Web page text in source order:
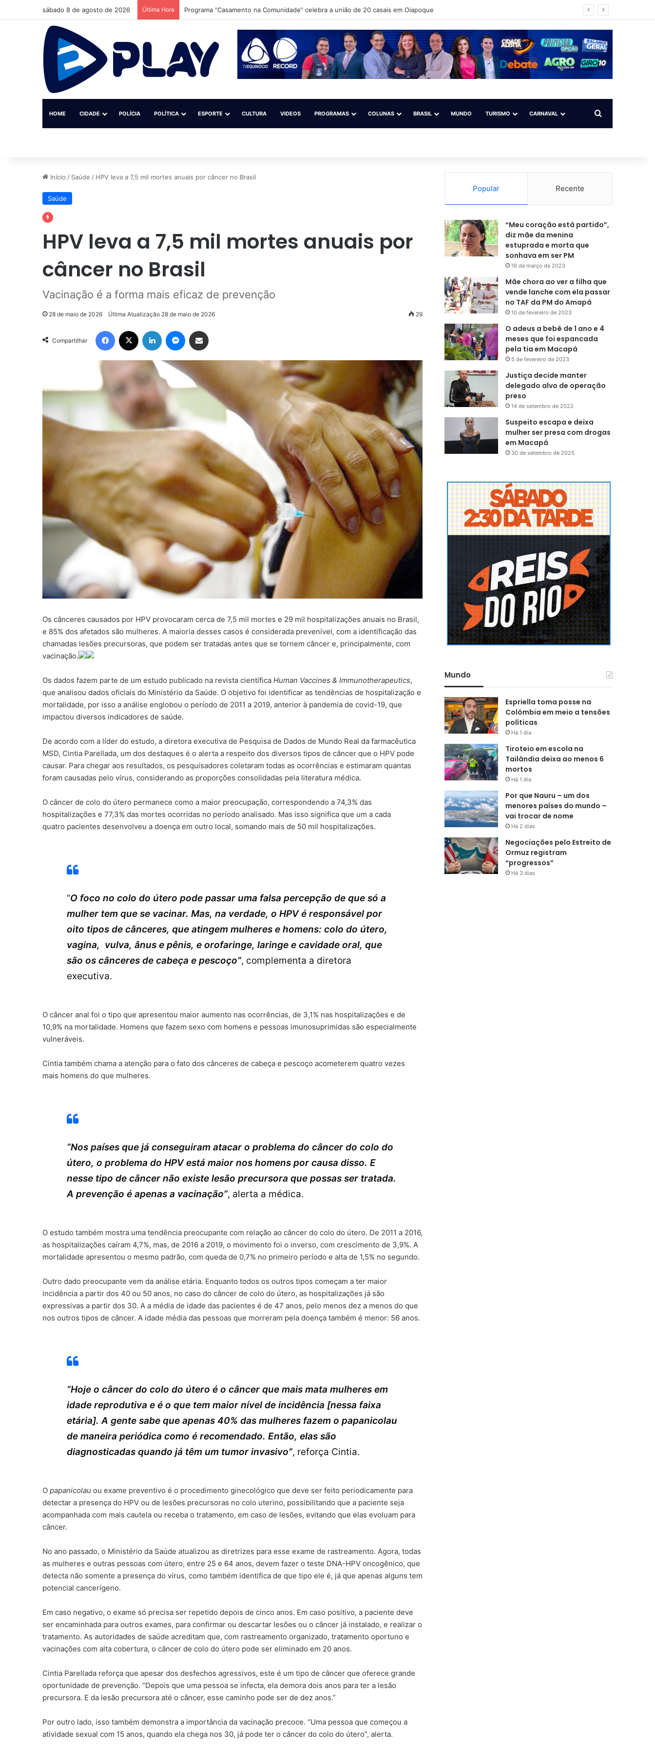
sábado 8 de agosto de 2026 Última Hora MPF reúne Ibama e ICMBio para debater o aperfeiçoamento da fiscalização do garimpo ilegal
HOME CIDADE POLÍCIA POLÍTICA ESPORTE CULTURA VIDEOS PROGRAMAS COLUNAS BRASIL MUNDO TURISMO CARNAVAL Procurar por
Início / Saúde / HPV leva a 7,5 mil mortes anuais por câncer no Brasil
Saúde
HPV leva a 7,5 mil mortes anuais por
câncer no Brasil
Vacinação é a forma mais eficaz de prevenção
28 de maio de 2026 Última Atualização 28 de maio de 2026 29
Compartilhar
Os cânceres causados por HPV provocaram cerca de 7,5 mil mortes e 29 mil hospitalizações anuais no Brasil,
e 85% dos afetados são mulheres. A maioria desses casos é considerada prevenível, com a identificação das
chamadas lesões precursoras, que podem ser tratadas antes que se tornem câncer e, principalmente, com
vacinação.
Os dados fazem parte de um estudo publicado na revista científica Human Vaccines & Immunotherapeutics,
que analisou dados oficiais do Ministério da Saúde. O objetivo foi identificar as tendências de hospitalização e
mortalidade, por isso a análise englobou o período de 2011 a 2019, anterior à pandemia de covid-19, que
impactou diversos indicadores de saúde.
De acordo com a líder do estudo, a diretora executiva de Pesquisa de Dados de Mundo Real da farmacêutica
MSD, Cintia Parellada, um dos destaques é o alerta a respeito dos diversos tipos de câncer que o HPV pode
causar. Para chegar aos resultados, os pesquisadores coletaram todas as ocorrências e estimaram quantas
foram causadas pelo vírus, considerando as proporções consolidadas pela literatura médica.
O câncer de colo do útero permanece como a maior preocupação, correspondendo a 74,3% das
hospitalizações e 77,3% das mortes ocorridas no período analisado. Mas isso significa que um a cada
quatro pacientes desenvolveu a doença em outro local, somando mais de 50 mil hospitalizações.
“O foco no colo do útero pode passar uma falsa percepção de que só a
mulher tem que se vacinar. Mas, na verdade, o HPV é responsável por
oito tipos de cânceres, que atingem mulheres e homens: colo do útero,
vagina, vulva, ânus e pênis, e orofaringe, laringe e cavidade oral, que
são os cânceres de cabeça e pescoço”, complementa a diretora
executiva.
O câncer anal foi o tipo que apresentou maior aumento nas ocorrências, de 3,1% nas hospitalizações e de
10,9% na mortalidade. Homens que fazem sexo com homens e pessoas imunosuprimidas são especialmente
vulneráveis.
Cintia também chama a atenção para o fato dos cânceres de cabeça e pescoço acometerem quatro vezes
mais homens do que mulheres.
“Nos países que já conseguiram atacar o problema do câncer do colo do
útero, o problema do HPV está maior nos homens por causa disso. E
nesse tipo de câncer não existe lesão precursora que possas ser tratada.
A prevenção é apenas a vacinação”, alerta a médica.
O estudo também mostra uma tendência preocupante com relação ao câncer do colo do útero. De 2011 a 2016,
as hospitalizações caíram 4,7%, mas, de 2016 a 2019, o movimento foi o inverso, com crescimento de 3,9%. A
mortalidade apresentou o mesmo padrão, com queda de 0,7% no primeiro período e alta de 1,5% no segundo.
Outro dado preocupante vem da análise etária. Enquanto todos os outros tipos começam a ter maior
incidência a partir dos 40 ou 50 anos, no caso do câncer de colo do útero, as hospitalizações já são
expressivas a partir dos 30. A a média de idade das pacientes é de 47 anos, pelo menos dez a menos do que
nos outros tipos de câncer. A idade média das pessoas que morreram pela doença também é menor: 56 anos.
“Hoje o câncer do colo do útero é o câncer que mais mata mulheres em
idade reprodutiva e é o que tem maior nível de incidência [nessa faixa
etária]. A gente sabe que apenas 40% das mulheres fazem o papanicolau
de maneira periódica como é recomendado. Então, elas são
diagnosticadas quando já têm um tumor invasivo”, reforça Cintia.
O papanicolau ou exame preventivo é o procedimento ginecológico que deve ser feito periodicamente para
detectar a presença do HPV ou de lesões precursoras no colo uterino, possibilitando que a paciente seja
acompanhada com mais cautela ou receba o tratamento, em caso de lesões, evitando que elas evoluam para
câncer.
No ano passado, o Ministério da Saúde atualizou as diretrizes para esse exame de rastreamento. Agora, todas
as mulheres e outras pessoas com útero, entre 25 e 64 anos, devem fazer o teste DNA-HPV oncogênico, que
detecta não somente a presença do vírus, como também identifica de que tipo ele é, já que apenas alguns tem
potencial cancerígeno.
Em caso negativo, o exame só precisa ser repetido depois de cinco anos. Em caso positivo, a paciente deve
ser encaminhada para outros exames, para confirmar ou descartar lesões ou o câncer já instalado, e realizar o
tratamento. As autoridades de saúde acreditam que, com rastreamento organizado, tratamento oportuno e
vacinações com alta cobertura, o câncer de colo do útero pode ser eliminado em 20 anos.
Cintia Parellada reforça que apesar dos desfechos agressivos, este é um tipo de câncer que oferece grande
oportunidade de prevenção. “Depois que uma pessoa se infecta, ela demora dois anos para ter a lesão
precursora. E da lesão precursora até o câncer, esse caminho pode ser de dez anos.”
Por outro lado, isso também demonstra a importância da vacinação precoce. “Uma pessoa que começou a
atividade sexual com 15 anos, quando ela chega nos 30, já pode ter o câncer do colo do útero”, alerta.
Popular Recente
“Meu coração está partido”,
diz mãe da menina
estuprada e morta que
sonhava em ser PM
16 de março de 2023
Mãe chora ao ver a filha que
vende lanche com ela passar
no TAF da PM do Amapá
10 de fevereiro de 2023
O adeus a bebê de 1 ano e 4
meses que foi espancada
pela tia em Macapá
5 de fevereiro de 2023
Justiça decide manter
delegado alvo de operação
preso
14 de setembro de 2022
Suspeito escapa e deixa
mulher ser presa com drogas
em Macapá
30 de setembro de 2025
Mundo
Espriella toma posse na
Colômbia em meio a tensões
políticas
Há 1 dia
Tiroteio em escola na
Tailândia deixa ao menos 6
mortos
Há 1 dia
Por que Nauru – um dos
menores países do mundo –
vai trocar de nome
Há 2 dias
Negociações pelo Estreito de
Ormuz registram
“progressos”
Há 3 dias